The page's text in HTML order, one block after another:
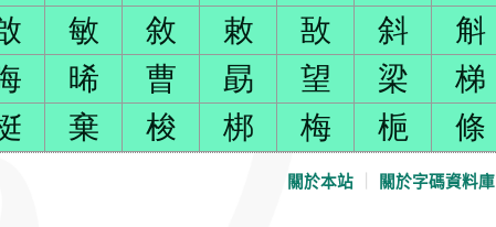
敏 敘 敕 敔 斜 斛
晞 曹 勗 望 梁 梯
棄 梭 梆 梅 梔 條
關於本站 關於字碼資料庫